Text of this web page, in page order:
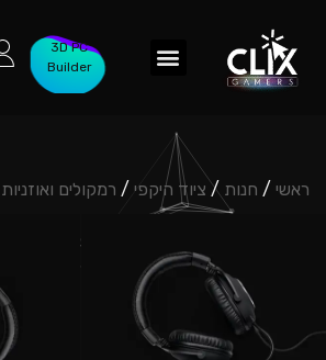
3D PC
Builder
ראשי / חנות / ציוד היקפי / רמקולים ואוזניות